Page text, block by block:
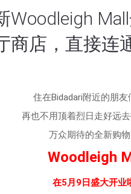
Woodleigh
商店，直接连
住在Bidadari附近的朋友
再也不用顶着烈日走好远
万众期待的全新购
Woodleigh
在5月9日盛大开业